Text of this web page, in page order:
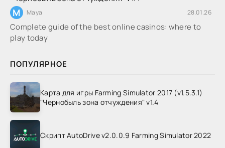
M Maya 28.01.26
Complete guide of the best online casinos: where to
play today
ПОПУЛЯРНОЕ
Карта для игры Farming Simulator 2017 (v1.5.3.1)
"Чернобыль зона отчуждения" v1.4
Скрипт AutoDrive v2.0.0.9 Farming Simulator 2022